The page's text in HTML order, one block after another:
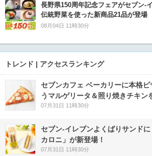
長野県150周年記念フェアがセブン
伝統野菜を使った新商品21品が登場
08月04日 11時30分
トレンド | アクセスランキング
セブンカフェ ベーカリーに本格
うマルゲリータ＆照り焼きチキン
07月31日 11時30分
セブン‐イレブンよくばりサンド
カロニ」が新登場！
07月31日 11時30分